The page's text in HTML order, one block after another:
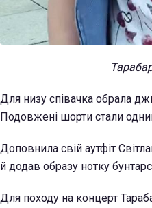
Для низу співачка обрала
Подовжені шорти стали
Доповнила свій аутфіт
й додав образу нотку
Для походу на концерт